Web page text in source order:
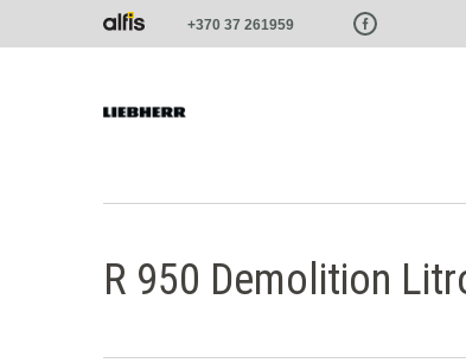
Paste this code as high in the of the page as possible:
+370 37 261959
R 950 Demolition